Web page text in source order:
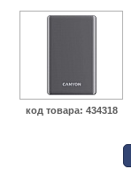
код товара: 434318